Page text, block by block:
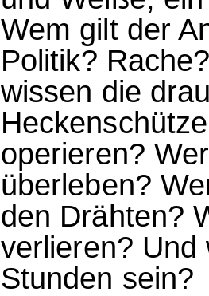
Wem gilt der
Politik?
wissen die
operieren?
überleben?
den Drähten?
verlieren? Und
Stunden sein?